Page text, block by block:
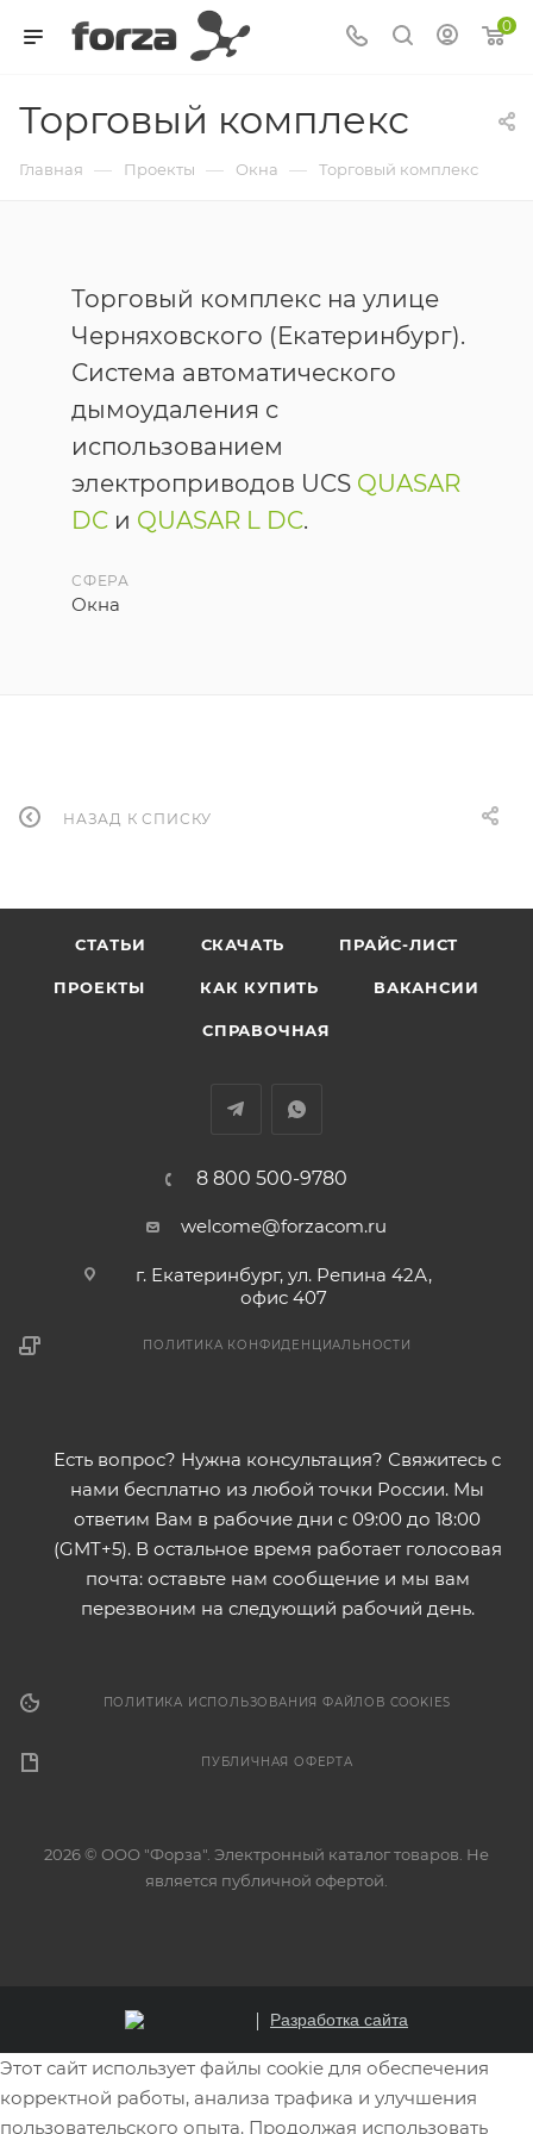
0
Торговый комплекс
Главная — Проекты — Окна — Торговый комплекс
Торговый комплекс на улице
Черняховского (Екатеринбург).
Система автоматического
дымоудаления с
использованием
электроприводов UCS QUASAR
DC и QUASAR L DC.
СФЕРА
Окна
НАЗАД К СПИСКУ
СТАТЬИ СКАЧАТЬ ПРАЙС-ЛИСТ
ПРОЕКТЫ КАК КУПИТЬ ВАКАНСИИ
СПРАВОЧНАЯ
8 800 500-9780
welcome@forzacom.ru
г. Екатеринбург, ул. Репина 42А,
офис 407
ПОЛИТИКА КОНФИДЕНЦИАЛЬНОСТИ
Есть вопрос? Нужна консультация? Свяжитесь с
нами бесплатно из любой точки России. Мы
ответим Вам в рабочие дни с 09:00 до 18:00
(GMT+5). В остальное время работает голосовая
почта: оставьте нам сообщение и мы вам
перезвоним на следующий рабочий день.
ПОЛИТИКА ИСПОЛЬЗОВАНИЯ ФАЙЛОВ COOKIES
ПУБЛИЧНАЯ ОФЕРТА
2026 © ООО "Форза". Электронный каталог товаров. Не
является публичной офертой.
Разработка сайта
Этот сайт использует файлы cookie для обеспечения
корректной работы, анализа трафика и улучшения
пользовательского опыта. Продолжая использовать